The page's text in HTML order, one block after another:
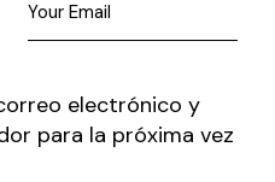
electrónico y
para la próxima vez